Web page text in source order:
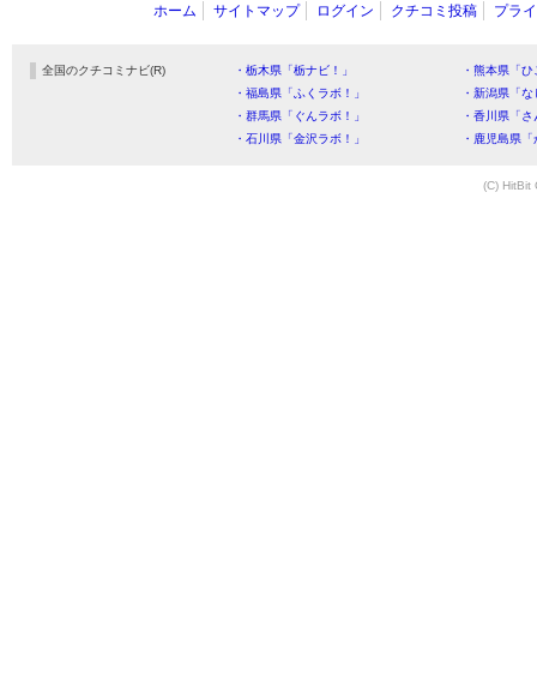
ホーム サイトマップ ログイン クチコミ投稿 プラ
全国のクチコミナビ(R) ・栃木県「栃ナビ！」
・熊本県「
・福島県「ふくラボ！」
・新潟県「
・群馬県「ぐんラボ！」
・香川県「
・石川県「金沢ラボ！」
・鹿児島県
(C) HitBit